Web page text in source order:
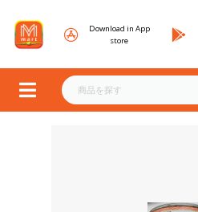
Download in App
store